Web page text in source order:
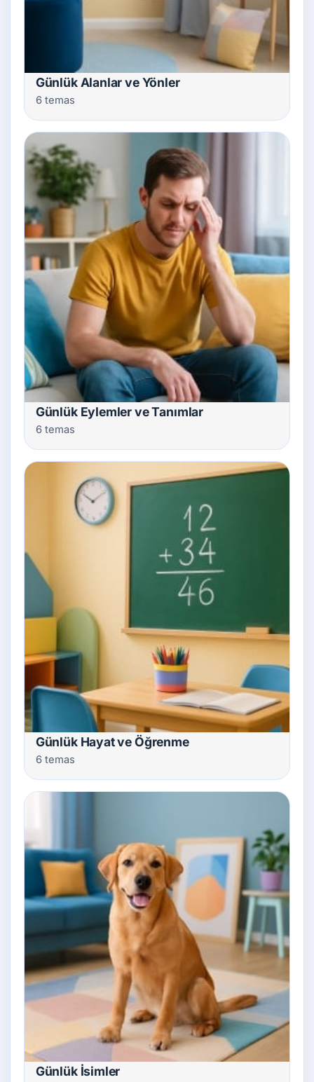
Günlük Alanlar ve Yönler
6 temas
Günlük Eylemler ve Tanımlar
6 temas
Günlük Hayat ve Öğrenme
6 temas
Günlük İsimler